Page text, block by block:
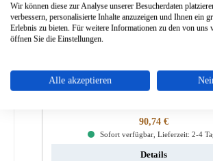
Regulärer Preis:
90,74 €
Sofort verfügbar, Lieferzeit: 2-4
Details
Wir können diese zur Analyse unserer Besucherdaten
verbessern, personalisierte Inhalte anzuzeigen und Ihnen ein
Erlebnis zu bieten. Für weitere Informationen zu den von uns
öffnen Sie die Einstellungen.
Alle akzeptieren